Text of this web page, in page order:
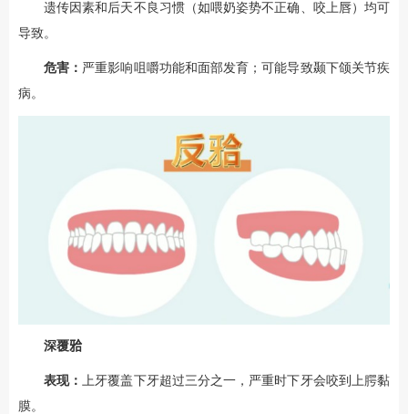
遗传因素和后天不良习惯（如喂奶姿势不正确、咬上唇）均可
导致。
危害： 严重影响咀嚼功能和面部发育；可能导致颞下颌关节疾
病。
深覆𬌗
表现：
上牙覆盖下牙超过三分之一，严重时下牙会咬到上腭黏
膜。